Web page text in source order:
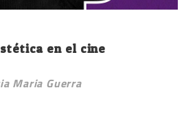
en el cine
Maria Guerra